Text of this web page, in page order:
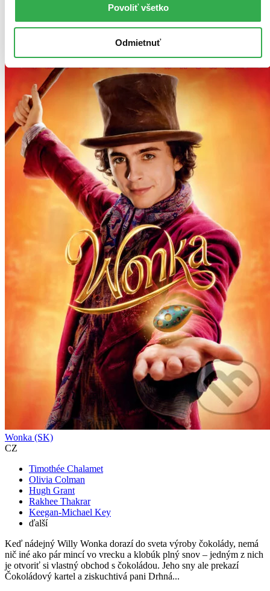
Povoliť všetko
Odmietnuť
Vložiť do košíka
Wonka (SK)
CZ
Timothée Chalamet
Olivia Colman
Hugh Grant
Rakhee Thakrar
Keegan-Michael Key
ďalší
Keď nádejný Willy Wonka dorazí do sveta výroby čokolády, nemá
nič iné ako pár mincí vo vrecku a klobúk plný snov – jedným z nich
je otvoriť si vlastný obchod s čokoládou. Jeho sny ale prekazí
Čokoládový kartel a ziskuchtivá pani Drhná...